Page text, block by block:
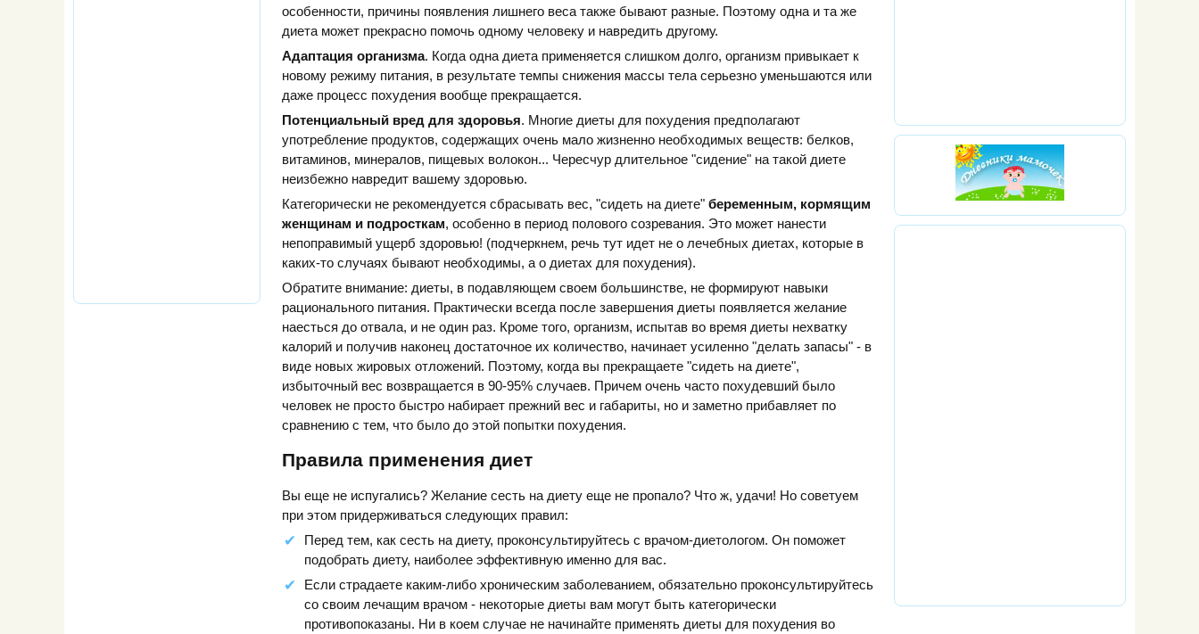
особенности, причины появления лишнего веса также бывают разные. Поэтому одна и та же
диета может прекрасно помочь одному человеку и навредить другому.
Адаптация организма. Когда одна диета применяется слишком долго, организм привыкает к
новому режиму питания, в результате темпы снижения массы тела серьезно уменьшаются или
даже процесс похудения вообще прекращается.
Потенциальный вред для здоровья. Многие диеты для похудения предполагают
употребление продуктов, содержащих очень мало жизненно необходимых веществ: белков,
витаминов, минералов, пищевых волокон... Чересчур длительное "сидение" на такой диете
неизбежно навредит вашему здоровью.
Категорически не рекомендуется сбрасывать вес, "сидеть на диете" беременным, кормящим
женщинам и подросткам, особенно в период полового созревания. Это может нанести
непоправимый ущерб здоровью! (подчеркнем, речь тут идет не о лечебных диетах, которые в
каких-то случаях бывают необходимы, а о диетах для похудения).
Обратите внимание: диеты, в подавляющем своем большинстве, не формируют навыки
рационального питания. Практически всегда после завершения диеты появляется желание
наесться до отвала, и не один раз. Кроме того, организм, испытав во время диеты нехватку
калорий и получив наконец достаточное их количество, начинает усиленно "делать запасы" - в
виде новых жировых отложений. Поэтому, когда вы прекращаете "сидеть на диете",
избыточный вес возвращается в 90-95% случаев. Причем очень часто похудевший было
человек не просто быстро набирает прежний вес и габариты, но и заметно прибавляет по
сравнению с тем, что было до этой попытки похудения.
Правила применения диет
Вы еще не испугались? Желание сесть на диету еще не пропало? Что ж, удачи! Но советуем
при этом придерживаться следующих правил:
Перед тем, как сесть на диету, проконсультируйтесь с врачом-диетологом. Он поможет
подобрать диету, наиболее эффективную именно для вас.
Если страдаете каким-либо хроническим заболеванием, обязательно проконсультируйтесь
со своим лечащим врачом - некоторые диеты вам могут быть категорически
противопоказаны. Ни в коем случае не начинайте применять диеты для похудения во